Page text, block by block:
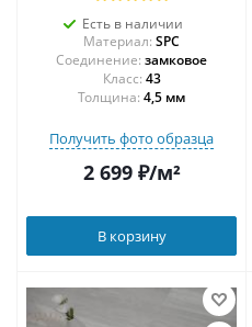
Есть в наличии
Материал: SPC
Соединение: замковое
43
Толщина: 4,5 мм
Получить фото образца
2 699₽/м²
В корзину